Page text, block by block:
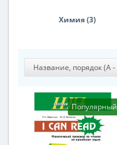
Химия (3)
Популярный